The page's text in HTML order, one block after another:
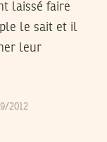
laissé faire
le sait et il
leur
2012